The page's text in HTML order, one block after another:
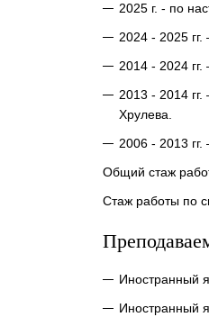
2025 г. - по
2024 - 2025
2014 - 2024
2013 - 2014
Хрулева.
2006 - 2013
Общий стаж
Стаж работы по
Иностранный
Иностранный